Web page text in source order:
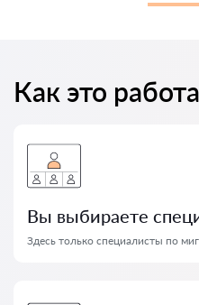
Как это
Вы выбираете
Здесь только специалисты по